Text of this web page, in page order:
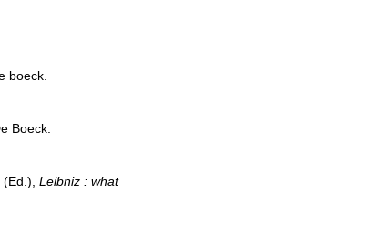
boeck.
Boeck.
(Ed.),Leibniz : what